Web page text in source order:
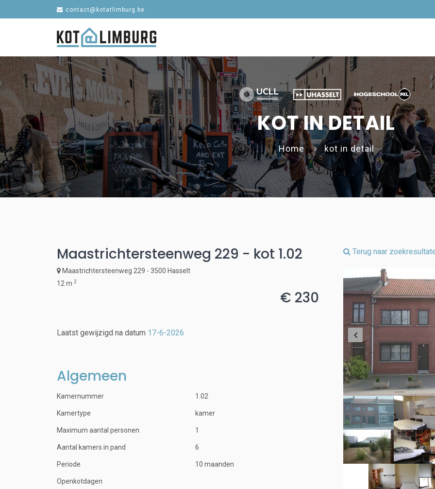
contact@kotatlimburg.be
KOT IN DETAIL
Home kot in detail
Maastrichtersteenweg 229 - kot 1.02
Maastrichtersteenweg 229 - 3500 Hasselt
12 m 2
€ 230
Laatst gewijzigd na datum 17-6-2026
Algemeen
Kamernummer
Kamertype
Maximum aantal personen
Aantal kamers in pand
Periode
Openkotdagen
1.02
kamer
1
6
10 maanden
Terug naar